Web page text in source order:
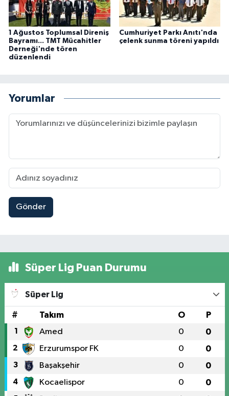
1 Ağustos Toplumsal Direniş
Bayramı... TMT Mücahitler
Derneği'nde tören
düzenlendi
Cumhuriyet Parkı Anıtı'nda
çelenk sunma töreni yapıldı
Yorumlar
Gönder
Süper Lig Puan Durumu
Süper Lig
# Takım O P
1 Amed 0 0
2 Erzurumspor FK 0 0
3 Başakşehir 0 0
4 Kocaelispor 0 0